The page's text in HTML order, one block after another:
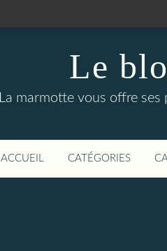
Le
La marmotte vous offre ses
ACCUEIL CATÉGORIES